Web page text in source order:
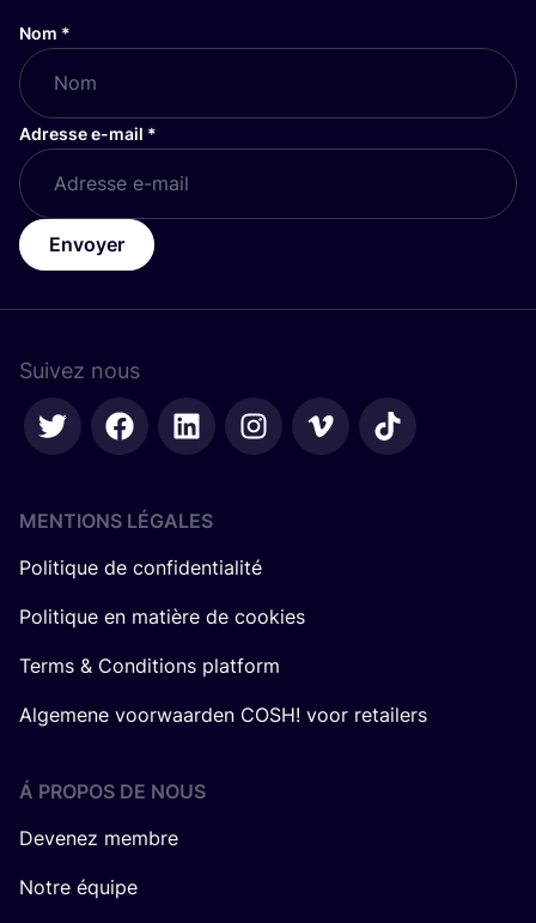
Nom *
Adresse e-mail *
Envoyer
Suivez nous
MENTIONS LÉGALES
Politique de confidentialité
Politique en matière de cookies
Terms & Conditions platform
Algemene voorwaarden COSH! voor retailers
Á PROPOS DE NOUS
Devenez membre
Notre équipe